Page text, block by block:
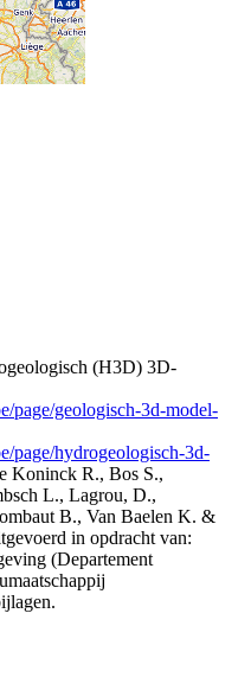
(H3D) 3D-
page/geologisch-3d-model-
page/hydrogeologisch-3d-
Koninck R., Bos S.,
L., Lagrou, D.,
B., Van Baelen K. &
in opdracht van:
(Departement